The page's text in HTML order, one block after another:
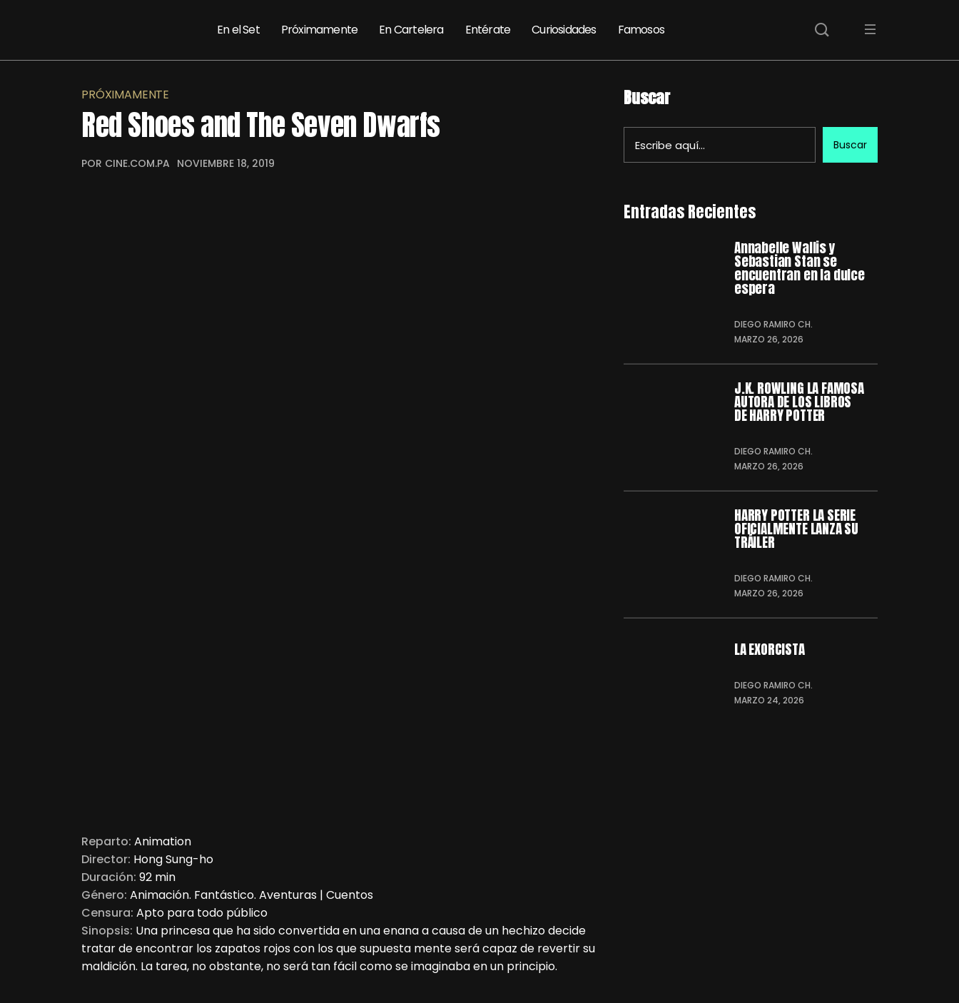
En el Set Próximamente En Cartelera Entérate Curiosidades Famosos
PRÓXIMAMENTE
Red Shoes and The Seven Dwarfs
POR CINE.COM.PA NOVIEMBRE 18, 2019
Reparto: Animation
Director: Hong Sung-ho
Duración: 92 min
Género: Animación. Fantástico. Aventuras | Cuentos
Censura: Apto para todo público
Sinopsis: Una princesa que ha sido convertida en una enana a causa de un hechizo decide
tratar de encontrar los zapatos rojos con los que supuesta mente será capaz de revertir su
maldición. La tarea, no obstante, no será tan fácil como se imaginaba en un principio.
Buscar
Buscar
Entradas Recientes
Annabelle Wallis y
Sebastian Stan se
encuentran en la dulce
espera
DIEGO RAMIRO CH.
MARZO 26, 2026
J.K. ROWLING LA FAMOSA
AUTORA DE LOS LIBROS
DE HARRY POTTER
DIEGO RAMIRO CH.
MARZO 26, 2026
HARRY POTTER LA SERIE
OFICIALMENTE LANZA SU
TRÁILER
DIEGO RAMIRO CH.
MARZO 26, 2026
LA EXORCISTA
DIEGO RAMIRO CH.
MARZO 24, 2026